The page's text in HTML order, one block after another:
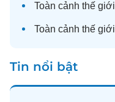
Toàn cảnh thế giới
Toàn cảnh thế giới
Tin nổi bật